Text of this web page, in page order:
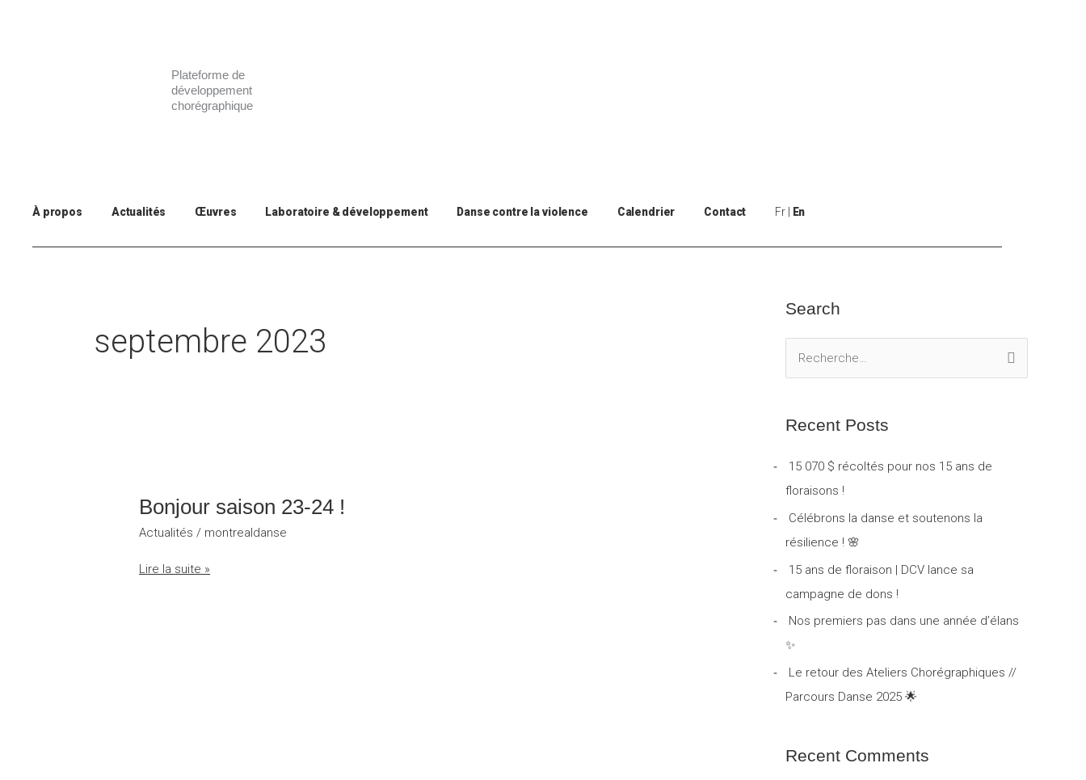
Plateforme de
développement
chorégraphique
À propos Actualités Œuvres Laboratoire & développement Danse contre la violence Calendrier Contact Fr En
septembre 2023
Bonjour saison 23-24 !
Actualités / montrealdanse
23-
Lire la suite »
Search
h
e
r
Recent Posts
15 070 $ récoltés pour nos 15 ans de
floraisons !
Célébrons la danse et soutenons la
résilience ! 🌸
15 ans de floraison | DCV lance sa
campagne de dons !
Nos premiers pas dans une année d’élans
✨
Le retour des Ateliers Chorégraphiques //
Parcours Danse 2025 🌟
Recent Comments